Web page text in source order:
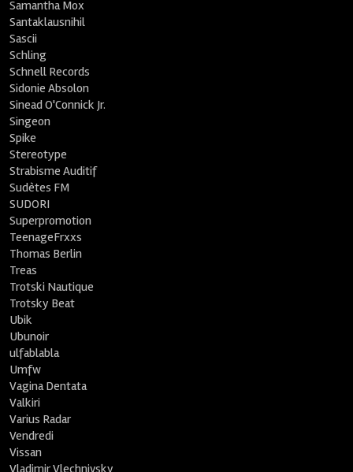
Samantha Mox
Santaklausnihil
Sascii
Schling
Schnell Records
Sidonie Absolon
Sinead O'Connick Jr.
Singeon
Spike
Stereotype
Strabisme Auditif
Sudètes FM
SUDORI
Superpromotion
TeenageFrxxs
Thomas Berlin
Treas
Trotski Nautique
Trotsky Beat
Ubik
Ubunoir
ulfablabla
Umfw
Vagina Dentata
Valkiri
Varius Radar
Vendredi
Vissan
Vladimir Vlechnivsky